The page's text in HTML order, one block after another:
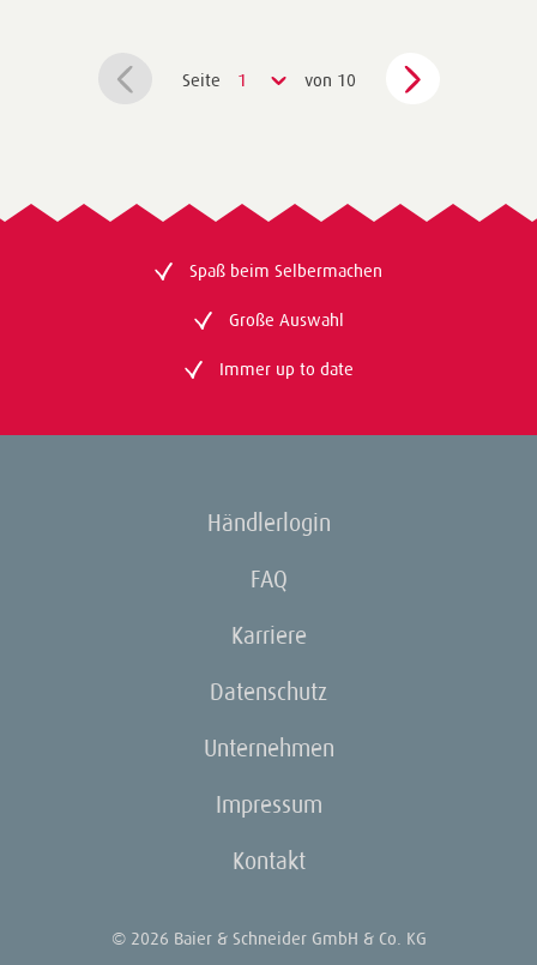
Seite 1 von 10
Spaß beim Selbermachen
Große Auswahl
Immer up to date
Händlerlogin
FAQ
Karriere
Datenschutz
Unternehmen
Impressum
Kontakt
© 2026 Baier & Schneider GmbH & Co. KG